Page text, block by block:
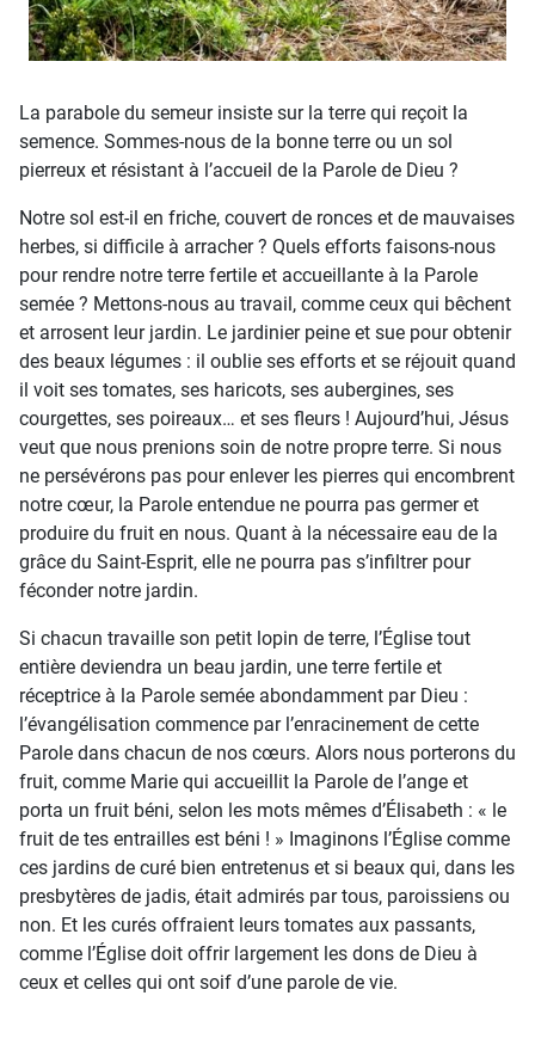
La parabole du semeur insiste sur la terre qui reçoit la
semence. Sommes-nous de la bonne terre ou un sol
pierreux et résistant à l’accueil de la Parole de Dieu ?
Notre sol est-il en friche, couvert de ronces et de mauvaises
herbes, si difficile à arracher ? Quels efforts faisons-nous
pour rendre notre terre fertile et accueillante à la Parole
semée ? Mettons-nous au travail, comme ceux qui bêchent
et arrosent leur jardin. Le jardinier peine et sue pour obtenir
des beaux légumes : il oublie ses efforts et se réjouit quand
il voit ses tomates, ses haricots, ses aubergines, ses
courgettes, ses poireaux… et ses fleurs ! Aujourd’hui, Jésus
veut que nous prenions soin de notre propre terre. Si nous
ne persévérons pas pour enlever les pierres qui encombrent
notre cœur, la Parole entendue ne pourra pas germer et
produire du fruit en nous. Quant à la nécessaire eau de la
grâce du Saint-Esprit, elle ne pourra pas s’infiltrer pour
féconder notre jardin.
Si chacun travaille son petit lopin de terre, l’Église tout
entière deviendra un beau jardin, une terre fertile et
réceptrice à la Parole semée abondamment par Dieu :
l’évangélisation commence par l’enracinement de cette
Parole dans chacun de nos cœurs. Alors nous porterons du
fruit, comme Marie qui accueillit la Parole de l’ange et
porta un fruit béni, selon les mots mêmes d’Élisabeth : « le
fruit de tes entrailles est béni ! » Imaginons l’Église comme
ces jardins de curé bien entretenus et si beaux qui, dans les
presbytères de jadis, était admirés par tous, paroissiens ou
non. Et les curés offraient leurs tomates aux passants,
comme l’Église doit offrir largement les dons de Dieu à
ceux et celles qui ont soif d’une parole de vie.